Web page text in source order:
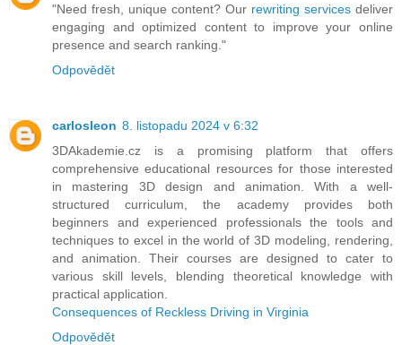
"Need fresh, unique content? Our rewriting services deliver
engaging and optimized content to improve your online
presence and search ranking."
Odpovědět
carlosleon 8. listopadu 2024 v 6:32
3DAkademie.cz is a promising platform that offers
comprehensive educational resources for those interested
in mastering 3D design and animation. With a well-
structured curriculum, the academy provides both
beginners and experienced professionals the tools and
techniques to excel in the world of 3D modeling, rendering,
and animation. Their courses are designed to cater to
various skill levels, blending theoretical knowledge with
practical application.
Consequences of Reckless Driving in Virginia
Odpovědět